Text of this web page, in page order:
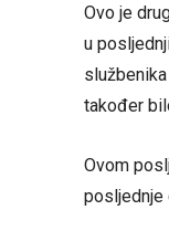
Ovo je
u
također
Ovom
posljednje